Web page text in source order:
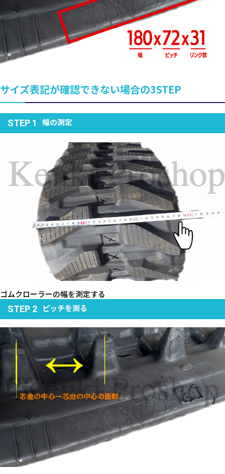
サイズ表記が確認できない場合の3STEP
STEP 1 幅の測定
ゴムクローラーの幅を測定する
STEP 2 ピッチを測る